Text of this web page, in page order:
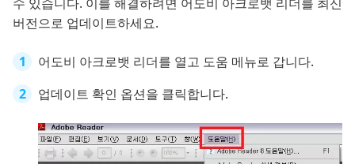
버전으로 업데이트하세요.
어도비 아크로뱃 리더를 열고 도움 메뉴로 갑니다.
업데이트 확인 옵션을 클릭합니다.